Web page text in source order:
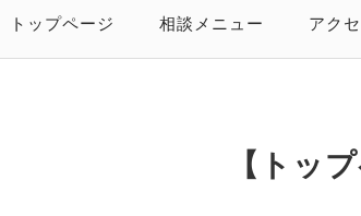
トップページ 相談メニュー アク
【トッ